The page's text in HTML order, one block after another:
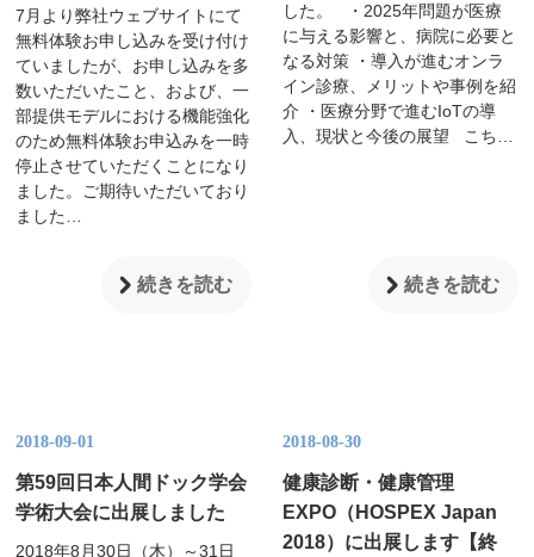
7月より弊社ウェブサイトにて
無料体験お申し込みを受け付け
ていましたが、お申し込みを多
数いただいたこと、および、一
部提供モデルにおける機能強化
のため無料体験お申込みを一時
停止させていただくことになり
ました。ご期待いただいており
ました…
続きを読む
した。 ・2025年問題が医療
に与える影響と、病院に必要と
なる対策 ・導入が進むオンラ
イン診療、メリットや事例を紹
介 ・医療分野で進むIoTの導
入、現状と今後の展望 こち…
続きを読む
2018-09-01
第59回日本人間ドック学会
学術大会に出展しました
2018年8月30日（木）～31日
2018-08-30
健康診断・健康管理
EXPO（HOSPEX Japan
2018）に出展します【終